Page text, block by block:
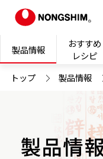
製品情報
おすすめ
レシピ
トップ 製品情報